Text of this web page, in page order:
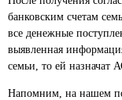
банковским счетам
все денежные
выявленная
семьи, то ей назначат
Напомним, на нашем